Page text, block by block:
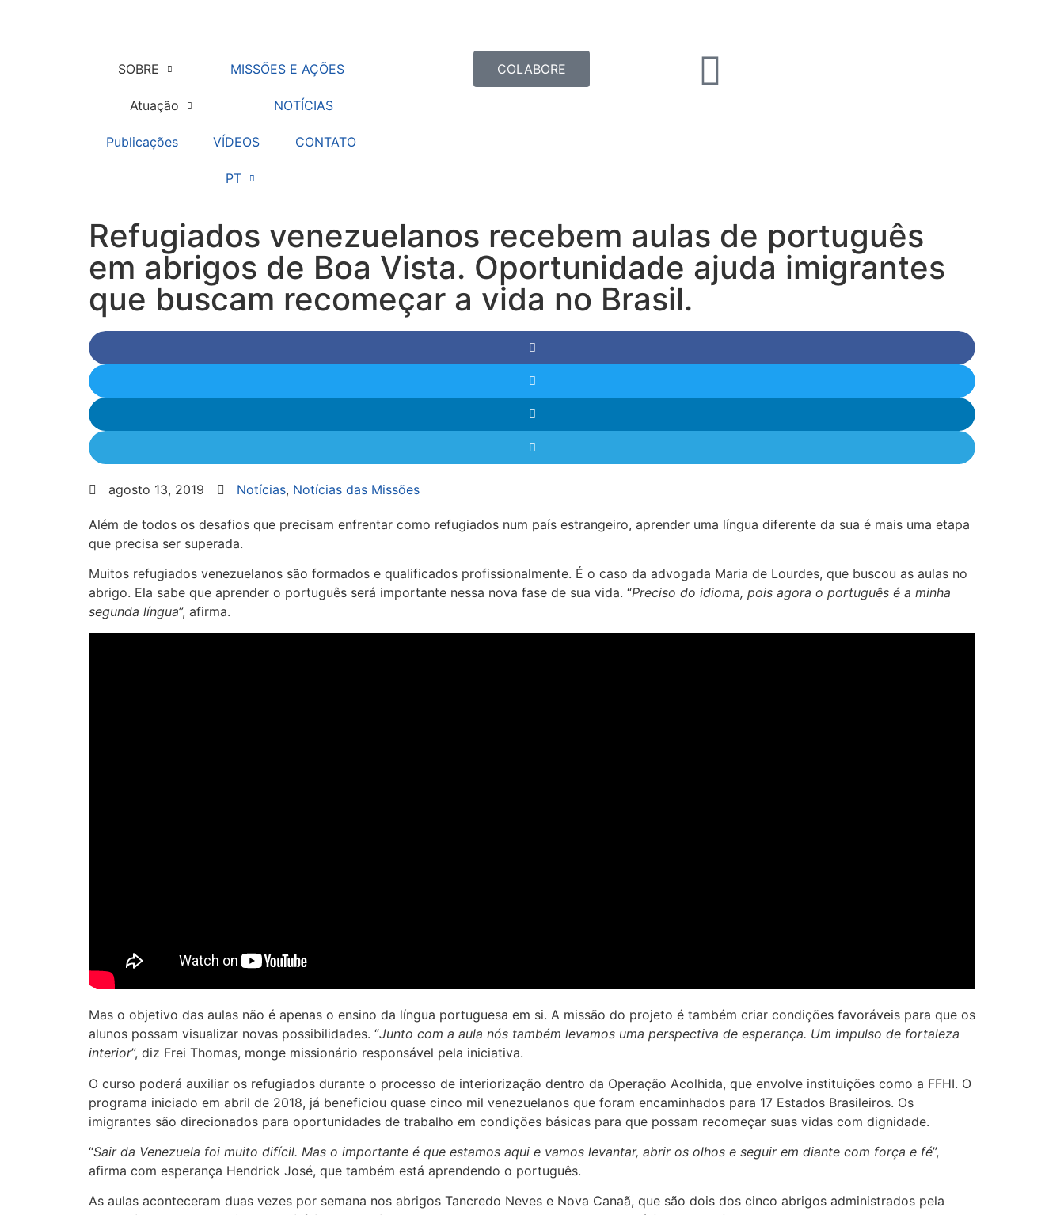
SOBRE MISSÕES E AÇÕES
Atuação NOTÍCIAS
Publicações VÍDEOS CONTATO
PT
COLABORE
Refugiados venezuelanos recebem aulas de português
em abrigos de Boa Vista. Oportunidade ajuda imigrantes
que buscam recomeçar a vida no Brasil.
agosto 13, 2019 Notícias, Notícias das Missões
Além de todos os desafios que precisam enfrentar como refugiados num país estrangeiro, aprender uma língua diferente da sua é mais uma etapa
que precisa ser superada.
Muitos refugiados venezuelanos são formados e qualificados profissionalmente. É o caso da advogada Maria de Lourdes, que buscou as aulas no
abrigo. Ela sabe que aprender o português será importante nessa nova fase de sua vida. “Preciso do idioma, pois agora o português é a minha
segunda língua”, afirma.
Mas o objetivo das aulas não é apenas o ensino da língua portuguesa em si. A missão do projeto é também criar condições favoráveis para que os
alunos possam visualizar novas possibilidades. “Junto com a aula nós também levamos uma perspectiva de esperança. Um impulso de fortaleza
interior”, diz Frei Thomas, monge missionário responsável pela iniciativa.
O curso poderá auxiliar os refugiados durante o processo de interiorização dentro da Operação Acolhida, que envolve instituições como a FFHI. O
programa iniciado em abril de 2018, já beneficiou quase cinco mil venezuelanos que foram encaminhados para 17 Estados Brasileiros. Os
imigrantes são direcionados para oportunidades de trabalho em condições básicas para que possam recomeçar suas vidas com dignidade.
“Sair da Venezuela foi muito difícil. Mas o importante é que estamos aqui e vamos levantar, abrir os olhos e seguir em diante com força e fé”,
afirma com esperança Hendrick José, que também está aprendendo o português.
As aulas aconteceram duas vezes por semana nos abrigos Tancredo Neves e Nova Canaã, que são dois dos cinco abrigos administrados pela